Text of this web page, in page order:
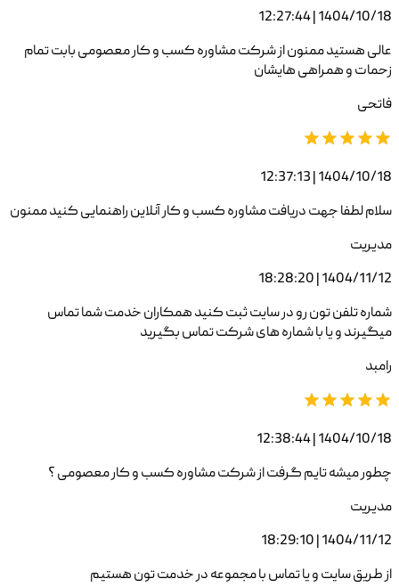
1404/10/18 | 12:27:44
عالی هستید ممنون از شرکت مشاوره کسب و کار معصومی بابت تمام
زحمات و همراهی هایشان
فاتحی
1404/10/18 | 12:37:13
سلام لطفا جهت دریافت مشاوره کسب و کار آنلاین راهنمایی کنید ممنون
مدیریت
1404/11/12 | 18:28:20
شماره تلفن تون رو در سایت ثبت کنید همکاران خدمت شما تماس
میگیرند و یا با شماره های شرکت تماس بگیرید
رامبد
1404/10/18 | 12:38:44
چطور میشه تایم گرفت از شرکت مشاوره کسب و کار معصومی ؟
مدیریت
1404/11/12 | 18:29:10
از طریق سایت و یا تماس با مجموعه در خدمت تون هستیم